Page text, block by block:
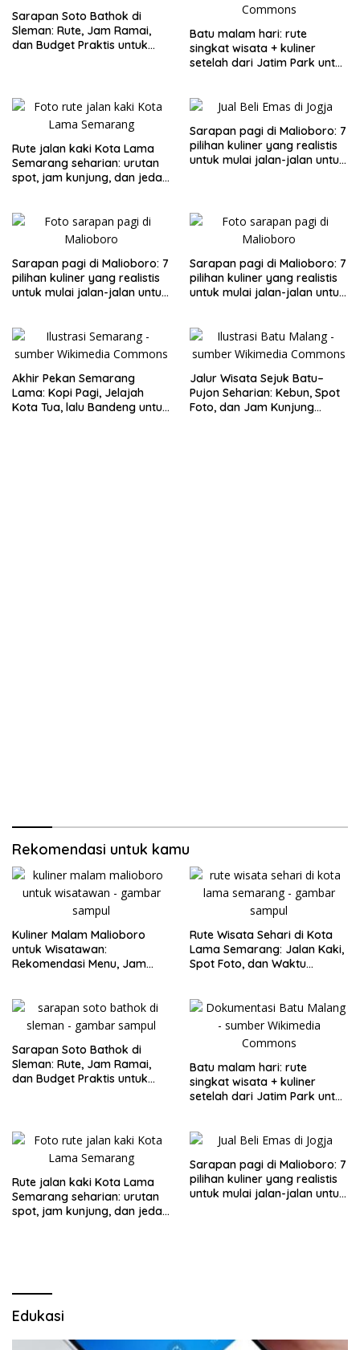
Sarapan Soto Bathok di
Sleman: Rute, Jam Ramai,
dan Budget Praktis untuk
Batu malam hari: rute
singkat wisata + kuliner
setelah dari Jatim Park untuk
Rute jalan kaki Kota Lama
Semarang seharian: urutan
spot, jam kunjung, dan jeda
Sarapan pagi di Malioboro: 7
pilihan kuliner yang realistis
untuk mulai jalan-jalan untuk
Sarapan pagi di Malioboro: 7
pilihan kuliner yang realistis
untuk mulai jalan-jalan untuk
Sarapan pagi di Malioboro: 7
pilihan kuliner yang realistis
untuk mulai jalan-jalan untuk
Akhir Pekan Semarang
Lama: Kopi Pagi, Jelajah
Kota Tua, lalu Bandeng untuk
Jalur Wisata Sejuk Batu–
Pujon Seharian: Kebun, Spot
Foto, dan Jam Kunjung
Rekomendasi untuk kamu
Kuliner Malam Malioboro
untuk Wisatawan:
Rekomendasi Menu, Jam
Rute Wisata Sehari di Kota
Lama Semarang: Jalan Kaki,
Spot Foto, dan Waktu
Sarapan Soto Bathok di
Sleman: Rute, Jam Ramai,
dan Budget Praktis untuk
Batu malam hari: rute
singkat wisata + kuliner
setelah dari Jatim Park untuk
Rute jalan kaki Kota Lama
Semarang seharian: urutan
spot, jam kunjung, dan jeda
Sarapan pagi di Malioboro: 7
pilihan kuliner yang realistis
untuk mulai jalan-jalan untuk
Edukasi